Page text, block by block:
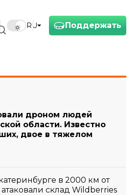
Поддержать
RU
дроном людей
области. Известно
двое в тяжелом
в 2000 км от
склад Wildberries